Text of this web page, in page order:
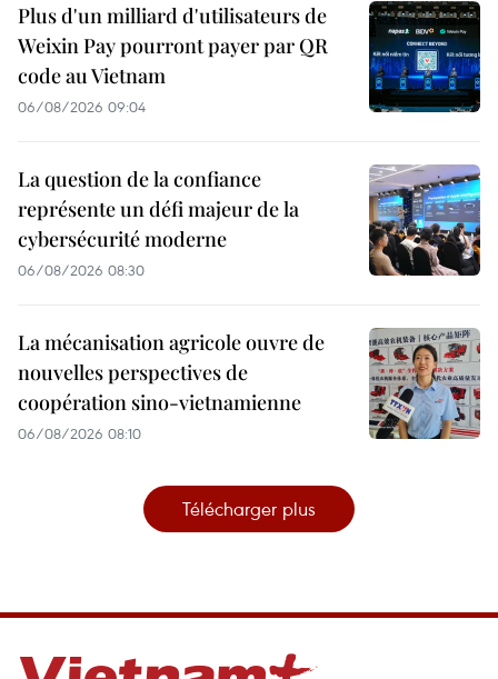
Plus d'un milliard d'utilisateurs de
Weixin Pay pourront payer par QR
code au Vietnam
06/08/2026 09:04
La question de la confiance
représente un défi majeur de la
cybersécurité moderne
06/08/2026 08:30
La mécanisation agricole ouvre de
nouvelles perspectives de
coopération sino-vietnamienne
06/08/2026 08:10
Télécharger plus